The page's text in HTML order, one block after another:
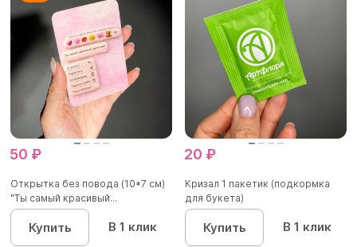
50 ₽
Открытка без повода (10*7 см)
"Ты самый красивый...
Купить В 1 клик
20 ₽
Кризал 1 пакетик (подкормка
для букета)
Купить В 1 клик